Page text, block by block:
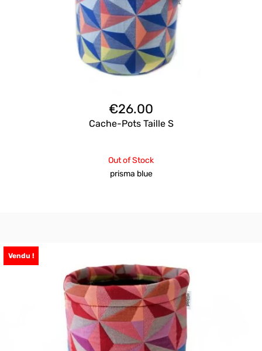
€26.00
Cache-Pots Taille S
Out of Stock
prisma blue
Vendu !